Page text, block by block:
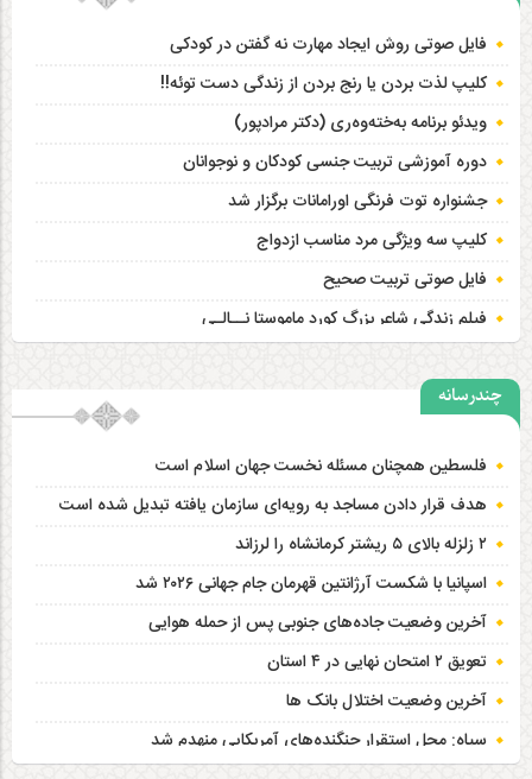
اسامی نفرات برگزیده مسابقه تفسیر +امتیاز
فایل صوتی روش ایجاد مهارت نه گفتن در کودکی
کلیپ لذت بردن یا رنج بردن از زندگی دست توئه!!
ویدئو برنامه‌ به‌خته‌وه‌ری (دکتر مرادپور)
دوره آموزشی تربیت جنسی کودکان و نوجوانان
جشنواره توت فرنگی اورامانات برگزار شد
کلیپ سه ویژگی مرد مناسب ازدواج
فایل صوتی تربیت صحیح
فیلم زندگی شاعر بزرگ کورد ماموستا نــالـی
چندرسانه
فلسطین همچنان مسئله نخست جهان اسلام است
هدف قرار دادن مساجد به رویه‌ای سازمان‌ یافته تبدیل شده است
۲ زلزله‌ بالای ۵ ریشتر کرمانشاه را لرزاند
اسپانیا با شکست آرژانتین قهرمان جام جهانی ۲۰۲۶ شد
آخرین وضعیت جاده‌های جنوبی پس از حمله هوایی
تعویق ۲ امتحان نهایی در ۴ استان
آخرین وضعیت اختلال بانک ها
سپاه: محل استقرار جنگنده‌های آمریکایی منهدم شد